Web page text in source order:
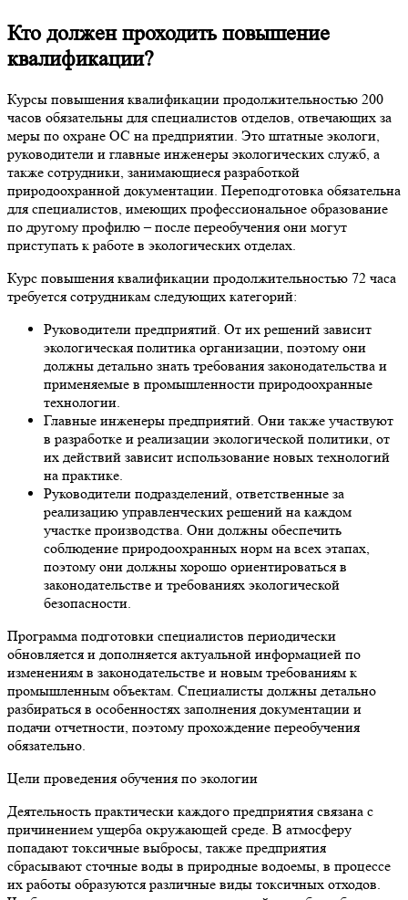
Кто должен проходить повышение
квалификации?
Курсы повышения квалификации продолжительностью 200
часов обязательны для специалистов отделов, отвечающих за
меры по охране ОС на предприятии. Это штатные экологи,
руководители и главные инженеры экологических служб, а
также сотрудники, занимающиеся разработкой
природоохранной документации. Переподготовка обязательна
для специалистов, имеющих профессиональное образование
по другому профилю – после переобучения они могут
приступать к работе в экологических отделах.
Курс повышения квалификации продолжительностью 72 часа
требуется сотрудникам следующих категорий:
Руководители предприятий. От их решений зависит
экологическая политика организации, поэтому они
должны детально знать требования законодательства и
применяемые в промышленности природоохранные
технологии.
Главные инженеры предприятий. Они также участвуют
в разработке и реализации экологической политики, от
их действий зависит использование новых технологий
на практике.
Руководители подразделений, ответственные за
реализацию управленческих решений на каждом
участке производства. Они должны обеспечить
соблюдение природоохранных норм на всех этапах,
поэтому они должны хорошо ориентироваться в
законодательстве и требованиях экологической
безопасности.
Программа подготовки специалистов периодически
обновляется и дополняется актуальной информацией по
изменениям в законодательстве и новым требованиям к
промышленным объектам. Специалисты должны детально
разбираться в особенностях заполнения документации и
подачи отчетности, поэтому прохождение переобучения
обязательно.
Цели проведения обучения по экологии
Деятельность практически каждого предприятия связана с
причинением ущерба окружающей среде. В атмосферу
попадают токсичные выбросы, также предприятия
сбрасывают сточные воды в природные водоемы, в процессе
их работы образуются различные виды токсичных отходов.